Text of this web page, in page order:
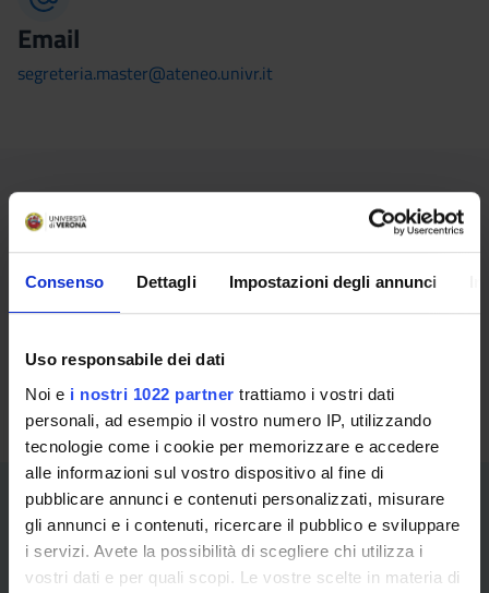
Consenso Dettagli Impostazioni degli annunci
Uso responsabile dei dati
Noi e i nostri 1022 partner trattiamo i vostri dati
personali, ad esempio il vostro numero IP, utilizzando
tecnologie come i cookie per memorizzare e accedere
alle informazioni sul vostro dispositivo al fine di
pubblicare annunci e contenuti personalizzati, misurare
gli annunci e i contenuti, ricercare il pubblico e sviluppare
i servizi. Avete la possibilità di scegliere chi utilizza i
vostri dati e per quali scopi. Le vostre scelte in materia di
Email
segreteria.master@ateneo.univr.it
Contatti per la didattica
dott. Stefano Bazzaco